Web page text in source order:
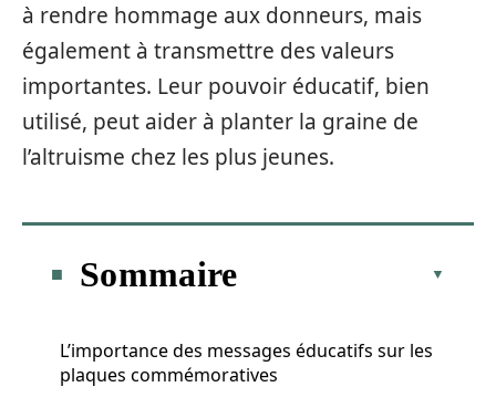
à rendre hommage aux donneurs, mais
également à transmettre des valeurs
importantes. Leur pouvoir éducatif, bien
utilisé, peut aider à planter la graine de
l’altruisme chez les plus jeunes.
Sommaire
L’importance des messages éducatifs sur les
plaques commémoratives